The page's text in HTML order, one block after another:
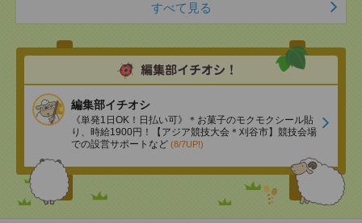
すべて見る
編集部イチオシ
《単発1日OK！日払い可》＊お菓子のモクモクシール貼
り、時給1900円！【アジア競技大会＊刈谷市】競技会場
での設営サポートなど (8/7UP!)